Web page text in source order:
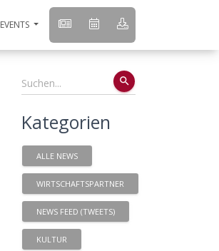
EVENTS
search
Kategorien
ALLE NEWS
WIRTSCHAFTSPARTNER
NEWS FEED (TWEETS)
KULTUR